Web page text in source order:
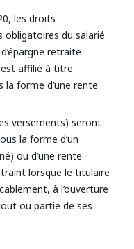
les droits
obligatoires du salarié
retraite
est affilié à titre
forme d’une rente
versements) seront
la forme d’un
ou d’une rente
lorsque le titulaire
à l’ouverture
ou partie de ses